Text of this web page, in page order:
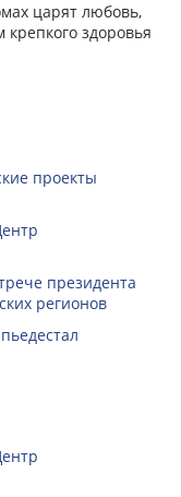
царят любовь,
здоровья
проекты
президента
регионов